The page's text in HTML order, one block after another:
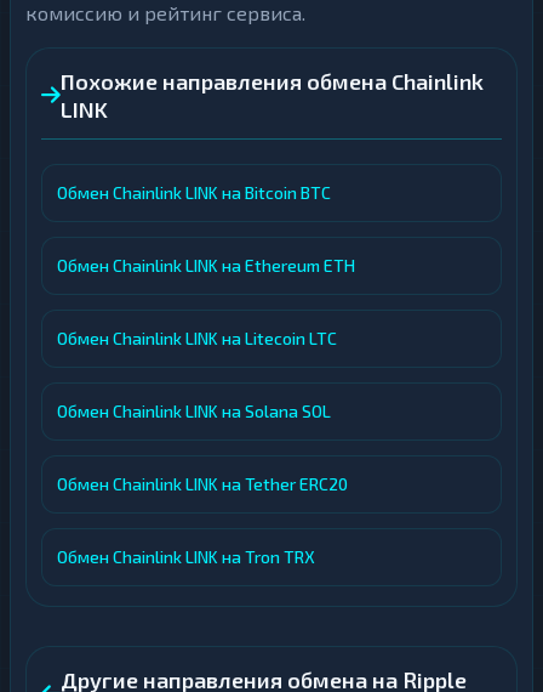
комиссию и рейтинг сервиса.
Похожие направления обмена Chainlink
LINK
Обмен Chainlink LINK на Bitcoin BTC
Обмен Chainlink LINK на Ethereum ETH
Обмен Chainlink LINK на Litecoin LTC
Обмен Chainlink LINK на Solana SOL
Обмен Chainlink LINK на Tether ERC20
Обмен Chainlink LINK на Tron TRX
Другие направления обмена на Ripple